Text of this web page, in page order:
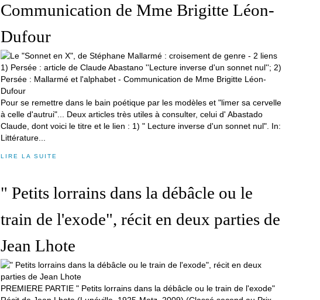
Communication de Mme Brigitte Léon-
Dufour
Pour se remettre dans le bain poétique par les modèles et "limer sa cervelle
à celle d'autrui"... Deux articles très utiles à consulter, celui d' Abastado
Claude, dont voici le titre et le lien : 1) " Lecture inverse d'un sonnet nul". In:
Littérature...
LIRE LA SUITE
" Petits lorrains dans la débâcle ou le
train de l'exode", récit en deux parties de
Jean Lhote
PREMIERE PARTIE " Petits lorrains dans la débâcle ou le train de l'exode"